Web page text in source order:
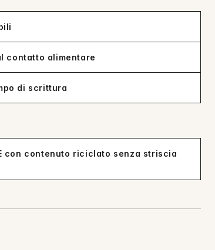
contatto alimentare
di scrittura
con contenuto riciclato senza striscia